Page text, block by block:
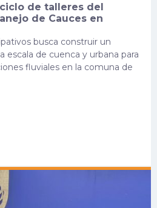
de talleres del
de Cauces en
busca construir un
escala de cuenca y urbana para
fluviales en la comuna de